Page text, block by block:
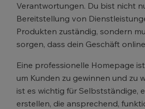
Verantwortungen. Du bist nicht
Bereitstellung von
Produkten zuständig, sondern
sorgen, dass dein Geschäft
Eine professionelle Homepage
um Kunden zu gewinnen und zu
ist es wichtig für Selbstständige,
erstellen, die ansprechend,